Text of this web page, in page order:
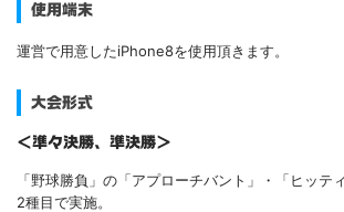
使用端末
運営で用意したiPhone8を使用頂きます。
大会形式
＜準々決勝、準決勝＞
「野球勝負」の「アプローチバント」・「ヒッテ
2種目で実施。